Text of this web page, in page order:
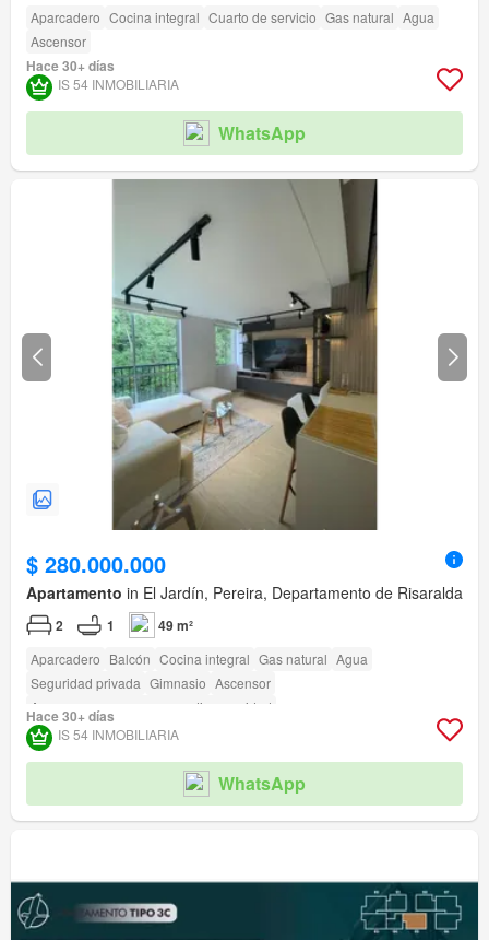
Aparcadero Cocina integral Cuarto de servicio Gas natural Agua
Ascensor
Hace 30+ días
IS 54 INMOBILIARIA
WhatsApp
$ 280.000.000
Apartamento in El Jardín, Pereira, Departamento de Risaralda
2 1 49 m²
Aparcadero Balcón Cocina integral Gas natural Agua
Seguridad privada Gimnasio Ascensor
Acceso para personas con discapacidad
Hace 30+ días
IS 54 INMOBILIARIA
WhatsApp